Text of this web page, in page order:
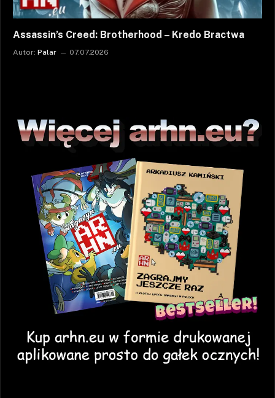
Assassin’s Creed: Brotherhood – Kredo Bractwa
Autor: Palar 07.07.2026